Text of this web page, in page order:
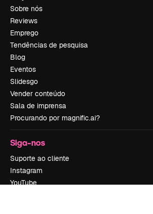
Sobre nós
Reviews
Emprego
Tendências de pesquisa
Blog
Eventos
Slidesgo
Vender conteúdo
Sala de imprensa
Procurando por magnific.ai?
Siga-nos
Suporte ao cliente
Instagram
YouTube